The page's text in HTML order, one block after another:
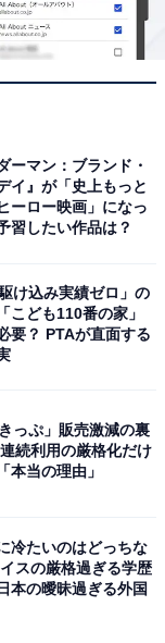
うです。
位は？
行きたい新成人
行きたい新成人
）」、1位は？
名人6選！ 俳
ーマン：ブランド・
イ』が「史上もっと
ーロー映画」になっ
習したい作品は？
け込み実績ゼロ」の
こども110番の家」
要？ PTAが直面する
っぷ」販売激減の裏
続利用の厳格化だけ
本当の理由」
冷たいのはどっちな
スの厳格過ぎる学歴
本の曖昧過ぎる外国